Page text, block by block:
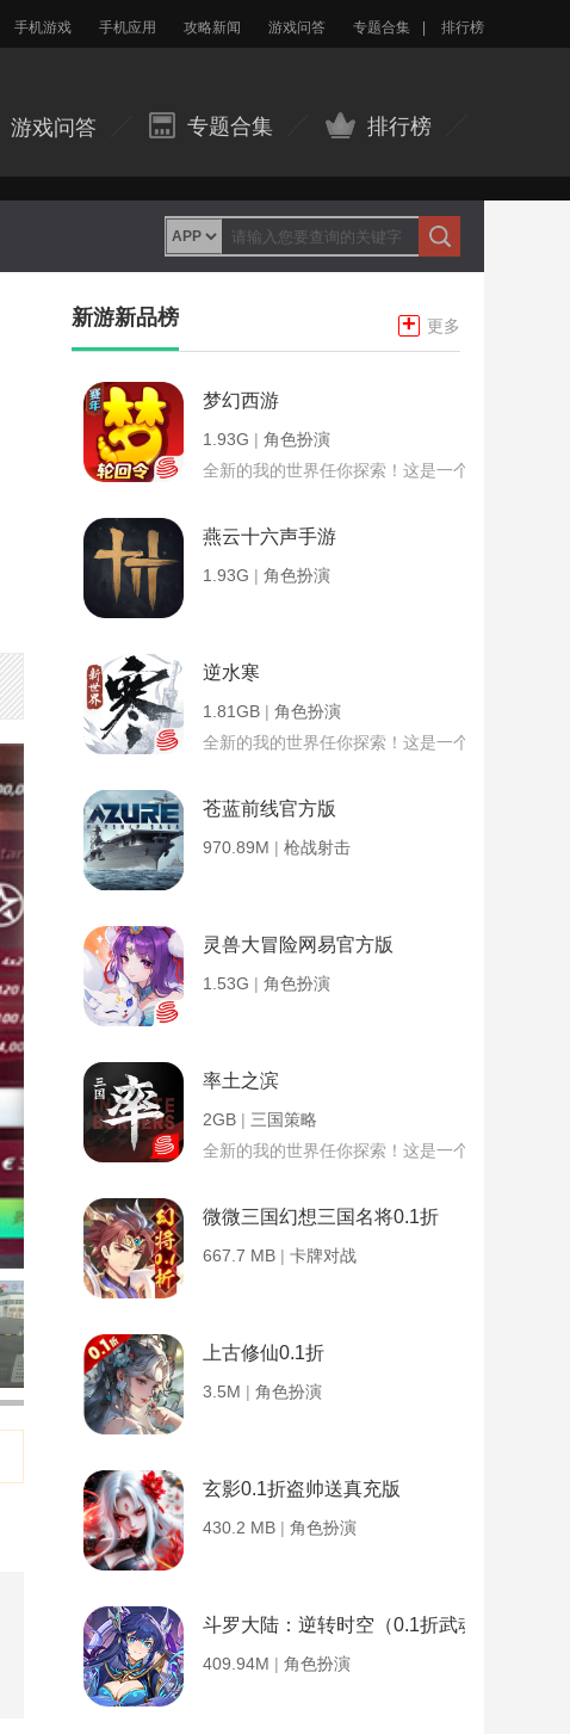
手机游戏 手机应用 攻略新闻 游戏问答 专题合集 排行榜
游戏问答 专题合集 排行榜
新游新品榜 + 更多
梦幻西游
1.93G | 角色扮演
全新的我的世界任你探索！这是一个小提示字段。
燕云十六声手游
1.93G | 角色扮演
逆水寒
1.81GB | 角色扮演
全新的我的世界任你探索！这是一个小提示字段。
苍蓝前线官方版
970.89M | 枪战射击
灵兽大冒险网易官方版
1.53G | 角色扮演
率土之滨
2GB | 三国策略
全新的我的世界任你探索！这是一个小提示字段。
微微三国幻想三国名将0.1折
667.7 MB | 卡牌对战
上古修仙0.1折
3.5M | 角色扮演
玄影0.1折盗帅送真充版
430.2 MB | 角色扮演
斗罗大陆：逆转时空（0.1折武魂觉醒）
409.94M | 角色扮演